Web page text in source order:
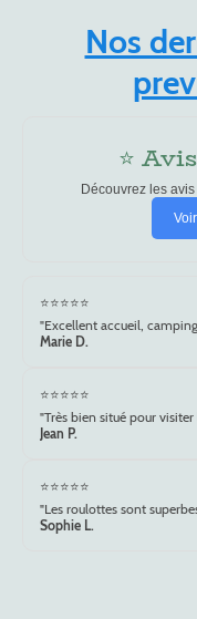
Nos
⭐
Découvrez les
⭐⭐⭐⭐⭐
"Excellent accueil,
Marie D.
⭐⭐⭐⭐⭐
"Très bien situé pour
Jean P.
⭐⭐⭐⭐⭐
"Les roulottes sont
Sophie L.